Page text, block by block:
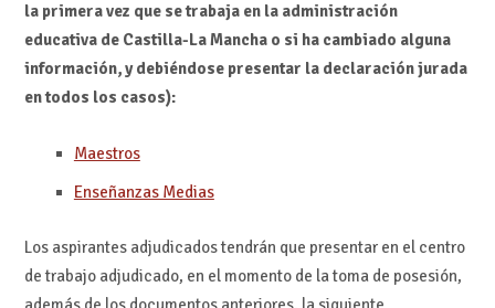
la primera vez que se trabaja en la administración
educativa de Castilla-La Mancha o si ha cambiado alguna
información, y debiéndose presentar la declaración jurada
en todos los casos):
Maestros
Enseñanzas Medias
Los aspirantes adjudicados tendrán que presentar en el centro
de trabajo adjudicado, en el momento de la toma de posesión,